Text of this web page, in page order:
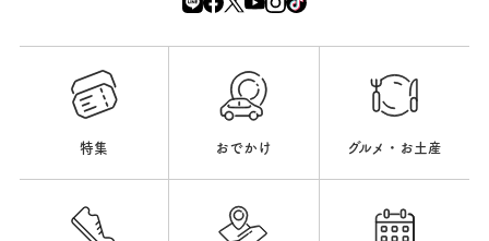
特集 おでかけ グルメ・お土産